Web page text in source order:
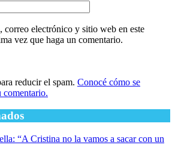
correo electrónico y sitio web en este
vez que haga un comentario.
reducir el spam. Conocé cómo se
comentario.